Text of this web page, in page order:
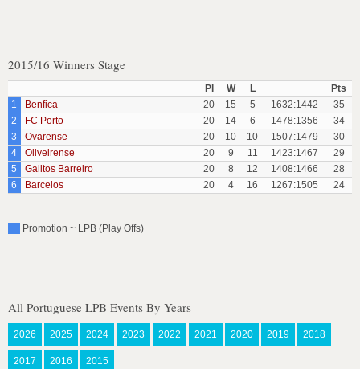
2015/16 Winners Stage
Pl W L
Pts
1
Benfica 20 15 5 1632:1442
35
2
FC Porto 20 14 6 1478:1356
34
3
Ovarense 20 10 10 1507:1479
30
4
Oliveirense 20 9 11 1423:1467
29
5
Galitos Barreiro 20 8 12 1408:1466
28
6
Barcelos 20 4 16 1267:1505 24
Promotion ~ LPB (Play Offs)
All Portuguese LPB Events By Years
2026 2025 2024 2023 2022 2021 2020 2019 2018
2017 2016 2015